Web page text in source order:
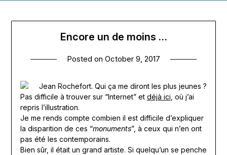
Encore un de moins …
Posted on October 9, 2017
Jean Rochefort. Qui ça me diront les plus jeunes ?
Pas difficile à trouver sur “Internet” et déjà ici , où j’ai
repris l’illustration.
Je me rends compte combien il est difficile d’expliquer
la disparition de ces “monuments”, à ceux qui n’en ont
pas été les contemporains.
Bien sûr, il était un grand artiste. Si quelqu’un se penche